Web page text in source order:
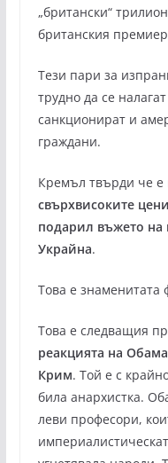
„британски“
британския
Тези пари за
трудно да се
санкционират и
граждани.
Кремъл твърди че е
свърхвисоките
подарил въжето на
Украйна.
Това е знаменитата
Това е следващия
реакцията на
Крим. Той е с
била анархистка.
леви професори,